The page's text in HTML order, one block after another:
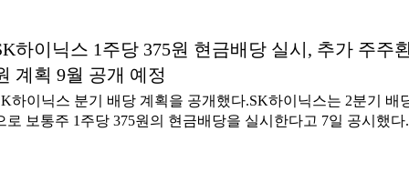
17% 늘었고 영업손실 규모는 64.2% 줄었다.CJCGV는 '국내에
'호프', '스파이더맨4', '오디세이' 등 기대작 개봉에 힘입어
AI, 데이터센터와 에너지 인프라 등 차세대 성장 영역으로 전선
고 있다. 경쟁의 범위가 넓어질수록 기업 간 협력의 중요성도
지고 있다. 반도체와 소프트웨어, 데이터, 로봇, 전력 인프라를 아
르는 AI 생태계에서는 한 기업이 모든 기술과 자원을 독자적으
보하기 어렵기 때문이다. 서로 다른 강점을 지닌 기업들의 연합
하이닉스 1주당 375원 현금배당 실시, 추가 주주
계획 9월 공개 예정
하이닉스 분기 배당 계획을 공개했다.SK하이닉스는 2분기 배
로 보통주 1주당 375원의 현금배당을 실시한다고 7일 공시했다